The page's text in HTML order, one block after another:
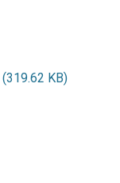
(319.62 KB)